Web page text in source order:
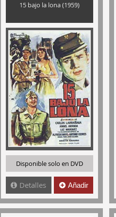
15 bajo la lona (1959)
Disponible solo en DVD
Detalles Añadir